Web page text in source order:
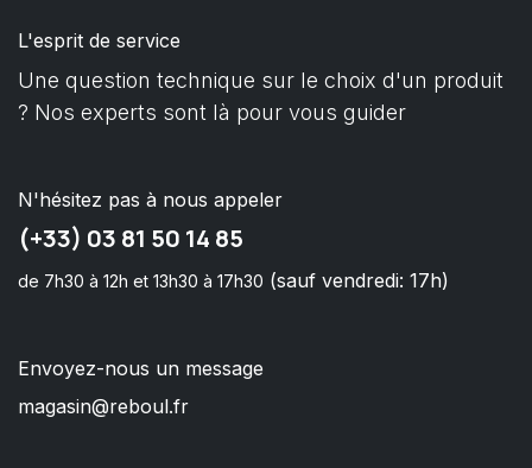
L'esprit de service
Une question technique sur le choix d'un produit
? Nos experts sont là pour vous guider
N'hésitez pas à nous appeler
(+33) 03 81 50 14 85
de 7h30 à 12h et 13h30 à 17h30 (sauf vendredi: 17h)
Envoyez-nous un message
magasin@reboul.fr